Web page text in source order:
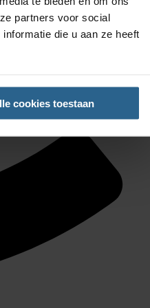
partners voor social
die u aan ze heeft
cookies toestaan